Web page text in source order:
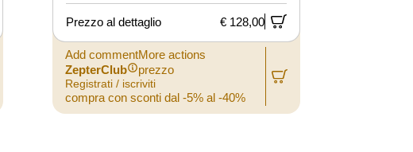
Prezzo al dettaglio € 128,00
Add commentMore actions
ZepterClub
prezzo
Registrati / iscriviti
compra con sconti dal -5% al -40%